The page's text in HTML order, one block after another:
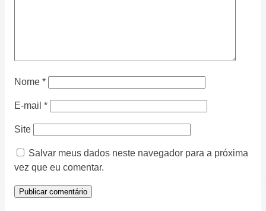
Nome *
E-mail *
Site
Salvar meus dados neste navegador para a próxima
vez que eu comentar.